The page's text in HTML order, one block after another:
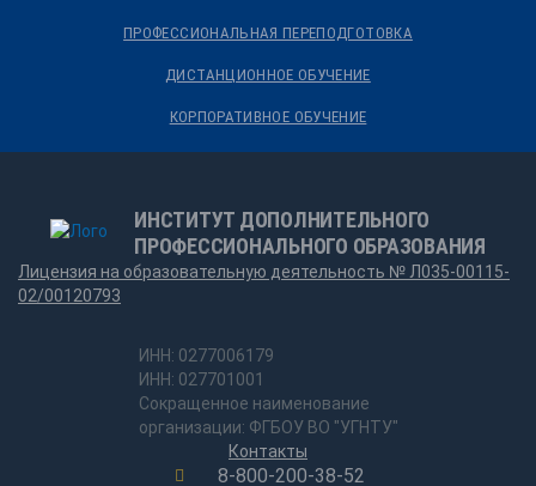
ПРОФЕССИОНАЛЬНАЯ ПЕРЕПОДГОТОВКА
ДИСТАНЦИОННОЕ ОБУЧЕНИЕ
КОРПОРАТИВНОЕ ОБУЧЕНИЕ
ИНСТИТУТ ДОПОЛНИТЕЛЬНОГО
ПРОФЕССИОНАЛЬНОГО ОБРАЗОВАНИЯ
Лицензия на образовательную деятельность № Л035-00115-
02/00120793
ИНН: 0277006179
ИНН: 027701001
Сокращенное наименование
организации: ФГБОУ ВО "УГНТУ"
Контакты
8-800-200-38-52